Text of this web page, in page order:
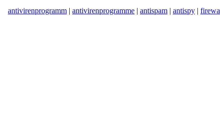
antivirenprogramm | antivirenprogramme | antispam | antispy |